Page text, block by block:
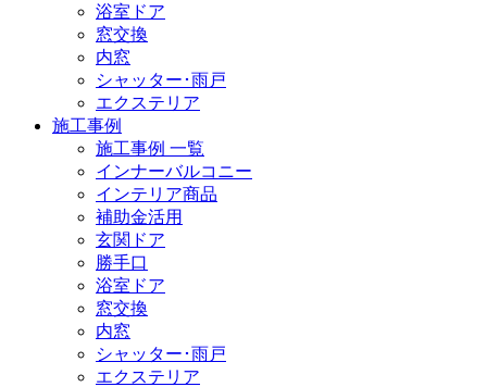
浴室ドア
窓交換
内窓
シャッター･雨戸
エクステリア
施工事例
施工事例 一覧
インナーバルコニー
インテリア商品
補助金活用
玄関ドア
勝手口
浴室ドア
窓交換
内窓
シャッター･雨戸
エクステリア